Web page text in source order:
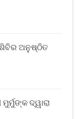
ଶିବିର ଅନୁଷ୍ଠିତ
ଦ୍ୱାରା